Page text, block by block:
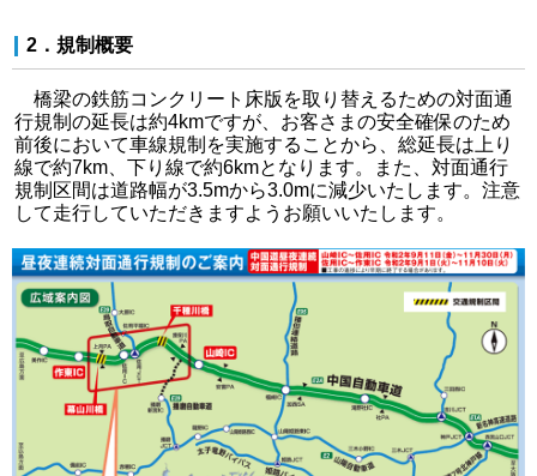
2．規制概要
橋梁の鉄筋コンクリート床版を取り替えるための対面通
行規制の延長は約4kmですが、お客さまの安全確保のため
前後において車線規制を実施することから、総延長は上り
線で約7km、下り線で約6kmとなります。また、対面通行
規制区間は道路幅が3.5mから3.0mに減少いたします。注意
して走行していただきますようお願いいたします。